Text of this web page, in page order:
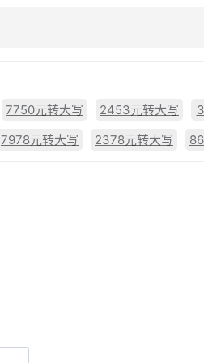
7750元转大写 2453元转大写
7978元转大写 2378元转大写